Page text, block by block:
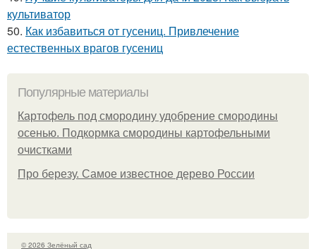
культиватор
50. Как избавиться от гусениц. Привлечение
естественных врагов гусениц
Популярные материалы
Картофель под смородину удобрение смородины
осенью. Подкормка смородины картофельными
очистками
Про березу. Самое известное дерево России
© 2026 Зелёный сад